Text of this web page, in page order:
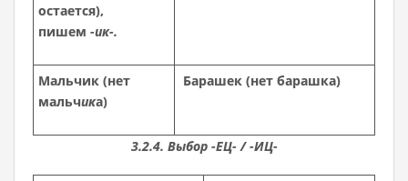
остается),
пишем -ик-.
Мальчик (нет
мальчика)
Барашек (нет барашка)
3.2.4. Выбор -ЕЦ- / -ИЦ-